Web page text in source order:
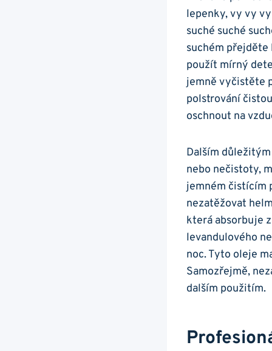
lepenky, vy vy
suché suché
⁢suchém
použít ⁣mírný‌
jemně vyčistěte
polstrování
oschnout na
Dalším
nebo nečistoty,⁢
jemném čistícím
nezatěžovat
‍která absorbuje
levandulového
noc. Tyto oleje
Samozřejmě,
dalším použitím.